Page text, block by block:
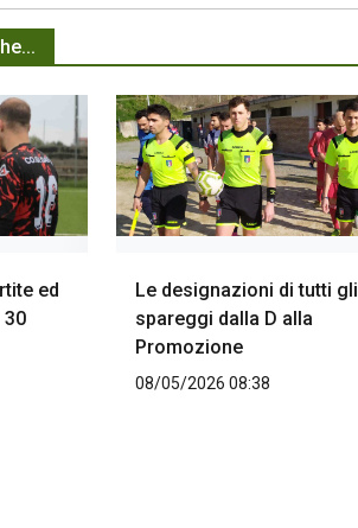
ed
30
Le designazioni di tutti gli
spareggi dalla D alla
Promozione
08/05/2026 08:38